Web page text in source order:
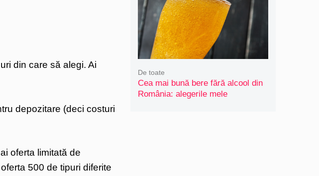
din care să alegi. Ai
depozitare (deci costuri
oferta limitată de
500 de tipuri diferite
Cea mai bună bere fără alcool din
România: alegerile mele
De toate